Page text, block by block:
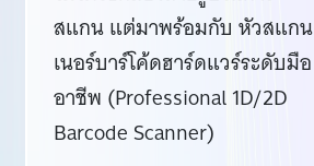
สแกน แต่มาพร้อมกับ หัวสแกน
เนอร์บาร์โค้ดฮาร์ดแวร์ระดับมือ
อาชีพ (Professional 1D/2D
Barcode Scanner)